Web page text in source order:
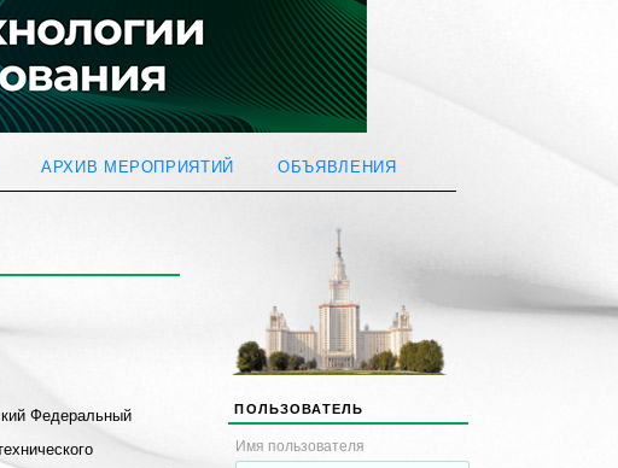
ПОЛЬЗОВАТЕЛЬ
Имя пользователя
АРХИВ МЕРОПРИЯТИЙ ОБЪЯВЛЕНИЯ
Федеральный